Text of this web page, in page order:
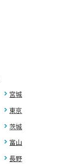
宮城
東京
茨城
富山
長野